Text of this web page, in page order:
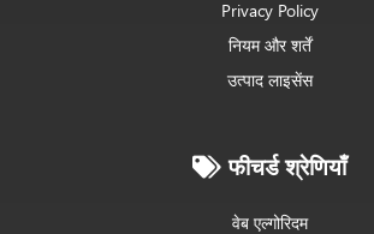
Privacy Policy
नियम और शर्तें
उत्पाद लाइसेंस
फीचर्ड श्रेणियाँ
वेब एल्गोरिदम